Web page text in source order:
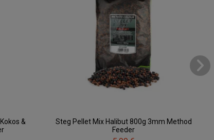
&
Steg Pellet Mix Halibut 800g 3mm Method
Feeder